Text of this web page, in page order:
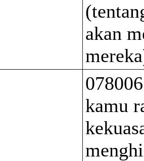
akan
kamu